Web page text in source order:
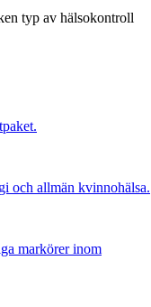
typ av hälsokontroll
och allmän kvinnohälsa.
markörer inom